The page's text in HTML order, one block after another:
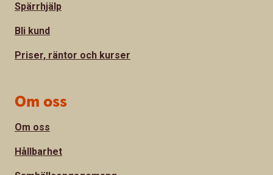
Spärrhjälp
Bli kund
Priser, räntor och kurser
Om oss
Om oss
Hållbarhet